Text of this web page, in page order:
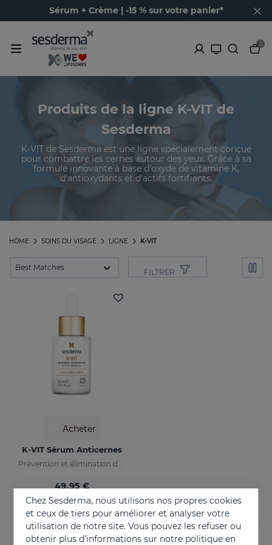
Sérum + Crème | -15 % sur votre panier*
0
Produits de la ligne K-VIT de
Sesderma
K-VIT de Sesderma est une ligne spécialement conçue
pour combattre les cernes autour des yeux. Grâce à sa
formule innovante à base d'oxyde de vitamine K,
d'antioxydants et d'actifs fortifiants.
K-VIT
LIGNE
SOINS DU VISAGE
HOME
FILTRER
Acheter
K-VIT Sérum Anticernes
Prévention et élimination des cernes
49.95 €
Chez Sesderma, nous utilisons nos propres cookies
et ceux de tiers pour améliorer et analyser votre
utilisation de notre site. Vous pouvez les refuser ou
obtenir plus d'informations sur notre politique en